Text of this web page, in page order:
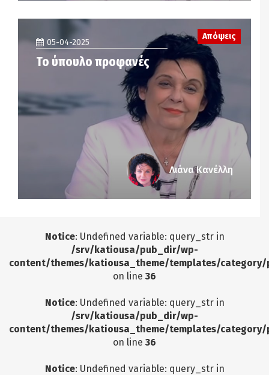
05-04-2025
Το ύπουλο προφανές
Απόψεις
Λιάνα Κανέλλη
Notice: Undefined variable: query_str in
/srv/katiousa/pub_dir/wp-
content/themes/katiousa_theme/templates/
on line 36
Notice: Undefined variable: query_str in
/srv/katiousa/pub_dir/wp-
content/themes/katiousa_theme/templates/
on line 36
Notice: Undefined variable: query_str in